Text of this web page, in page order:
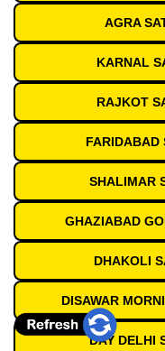
AGRA
KARNAL
RAJKOT
FARIDABAD
SHALIMAR
GHAZIABAD
DHAKOLI
DISAWAR
DAY DELHI